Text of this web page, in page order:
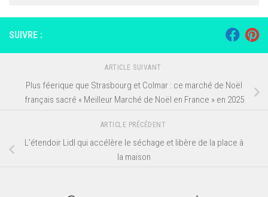
SUIVRE :
ARTICLE SUIVANT
Plus féerique que Strasbourg et Colmar : ce marché de Noël
français sacré « Meilleur Marché de Noël en France » en 2025
ARTICLE PRÉCÉDENT
L’étendoir Lidl qui accélère le séchage et libère de la place à
la maison